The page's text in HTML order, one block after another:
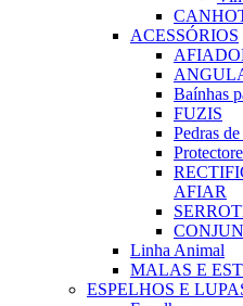
ACESSÓRIOS
Baínhas
FUZIS
Pedras
AFIAR
Linha Animal
MALAS E
ESPELHOS E